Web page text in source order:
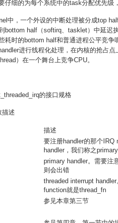
仔细的为每个系统中的task分配优先级
中，一个外设的中断处理被分成top
bottom half（softirq、tasklet）中延迟
耗时的bottom half和普通进程公平竞
进行线程化处理，在内核的抢占
）在一个舞台上竞争CPU。
的接口规格
描述
描述
要注册handler的那个IRQ
handler，我们称之
primary handler。需要注
则会出错
threaded interrupt
function就是thread_fn
参见本章第三节